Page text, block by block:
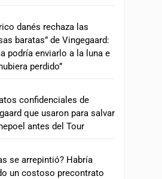
danés rechaza las
baratas” de Vingegaard:
podría enviarlo a la luna e
perdido”
confidenciales de
que usaron para salvar
antes del Tour
se arrepintió? Habría
un costoso precontrato